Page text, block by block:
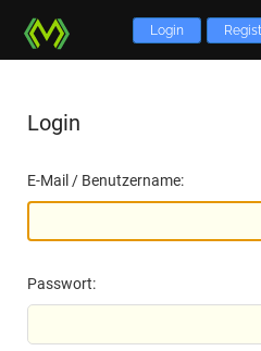
Login
Login
E-Mail / Benutzername:
Passwort: